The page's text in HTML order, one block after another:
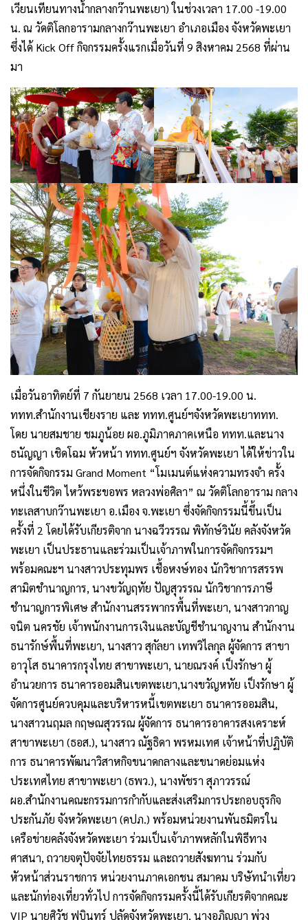
เวียนเทียนทางน้ำกลางกว๊านพะเยา) ในช่วงเวลา 17.00 -19.00
น. ณ วัดติโลกอารามกลางกว๊านพะเยา อำเภอเมือง จังหวัดพะเยา
ซึ่งได้ Kick Off กิจกรรมครั้งแรกเมื่อวันที่ 9 สิงหาคม 2568 ที่ผ่าน
มา
เมื่อวันอาทิตย์ที่ 7 กันยายน 2568 เวลา 17.00-19.00 น.
ททท.สำนักงานเชียงราย และ ททท.ศูนย์ฯจังหวัดพะเยาททท.
โดย นายสมชาย ชมภูน้อย ผอ.ภูมิภาคภาคเหนือ ททท.และนาง
ธนัญญา เชิดโฉม หัวหน้า ททท.ศูนย์ฯ จังหวัดพะเยา ได้ให้ข่าวใน
การจัดกิจกรรม Grand Moment “โมเมนต์แห่งความทรงจำ ครั้ง
หนึ่งในชีวิต ไหว้พระขอพร หลวงพ่อศิลา” ณ วัดติโลกอาราม กลาง
ทะเลสาบกว๊านพะเยา อ.เมือง จ.พะเยา ซึ่งจัดกิจกรรมนี้ขึ้นเป็น
ครั้งที่ 2 โดยได้รับเกียรติจาก นางฉวีวรรณ พิทักษ์วินัย คลังจังหวัด
พะเยา เป็นประธานและร่วมเป็นเจ้าภาพในการจัดกิจกรรมฯ
พร้อมคณะฯ นางสาวประทุมพร เชื้อหงษ์ทอง นักวิชาการสรรพ
สามิตชำนาญการ, นางขวัญฤทัย ปัญสุวรรณ นักวิชาการภาษี
ชำนาญการพิเศษ สำนักงานสรรพากรพื้นที่พะเยา, นางสาวกาญ
จนิต นครชัย เจ้าพนักงานการเงินและบัญชีชำนาญงาน สำนักงาน
ธนารักษ์พื้นที่พะเยา, นางสาว สุกัลยา เทพวิไลกุล ผู้จัดการ สาขา
อาวุโส ธนาคารกรุงไทย สาขาพะเยา, นายณรงค์ เป็งรักษา ผู้
อำนวยการ ธนาคารออมสินเขตพะเยา,นางขวัญหทัย เป็งรักษา ผู้
จัดการศูนย์ควบคุมและบริหารหนี้เขตพะเยา ธนาคารออมสิน,
นางสาวนฤมล กฤษณสุวรรณ ผู้จัดการ ธนาคารอาคารสงเคราะห์
สาขาพะเยา (ธอส.), นางสาว ณัฐธิดา พรหมเทศ เจ้าหน้าที่ปฏิบัติ
การ ธนาคารพัฒนาวิสาหกิจขนาดกลางและขนาดย่อมแห่ง
ประเทศไทย สาขาพะเยา (ธพว.), นางพัชรา สุภาวรรณ์
ผอ.สำนักงานคณะกรรมการกำกับและส่งเสริมการประกอบธุรกิจ
ประกันภัย จังหวัดพะเยา (คปภ.) พร้อมหน่วยงานพันธมิตรใน
เครือข่ายคลังจังหวัดพะเยา ร่วมเป็นเจ้าภาพหลักในพิธีทาง
ศาสนา, ถวายจตุปัจจัยไทยธรรม และถวายสังฆทาน ร่วมกับ
หัวหน้าส่วนราชการ หน่วยงานภาคเอกชน สมาคม บริษัทนำเที่ยว
และนักท่องเที่ยวทั่วไป การจัดกิจกรรมครั้งนี้ได้รับเกียรติจากคณะ
VIP นายศิวัช ฟูบินทร์ ปลัดจังหวัดพะเยา, นางอภิญญา พ่วง